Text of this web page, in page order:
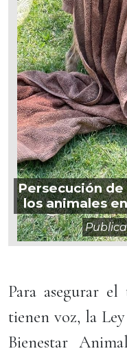
Persecución
los animales
Para asegurar
tienen voz, la
Bienestar